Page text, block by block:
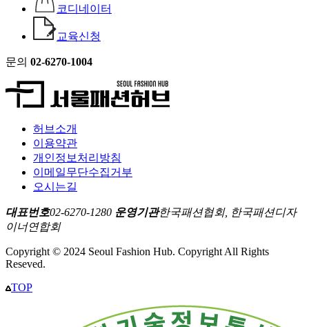
코디네이터
교육신청
문의 02-6270-1004
허브소개
이용약관
개인정보처리방침
이메일무단수집거부
오시는길
대표번호02-6270-1280 운영기관한국패션협회, 한국패션디자
이너연합회
Copyright © 2024 Seoul Fashion Hub. Copyright All Rights
Reseved.
TOP